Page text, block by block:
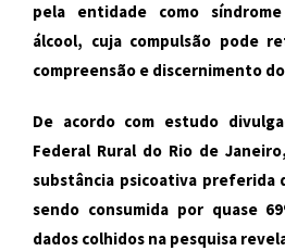
pela entidade como
álcool, cuja compulsão pode
compreensão e discernimento
De acordo com estudo
Federal Rural do Rio de
substância psicoativa preferida
sendo consumida por quase
dados colhidos na pesquisa